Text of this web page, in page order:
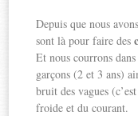
Depuis que nous
sont là pour faire des
Et nous courrons
garçons (2 et 3 ans)
bruit des vagues
froide et du courant.